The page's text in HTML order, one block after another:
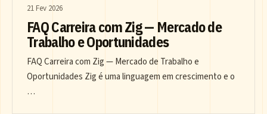
21 Fev 2026
FAQ Carreira com Zig — Mercado de
Trabalho e Oportunidades
FAQ Carreira com Zig — Mercado de Trabalho e
Oportunidades Zig é uma linguagem em crescimento e o
…